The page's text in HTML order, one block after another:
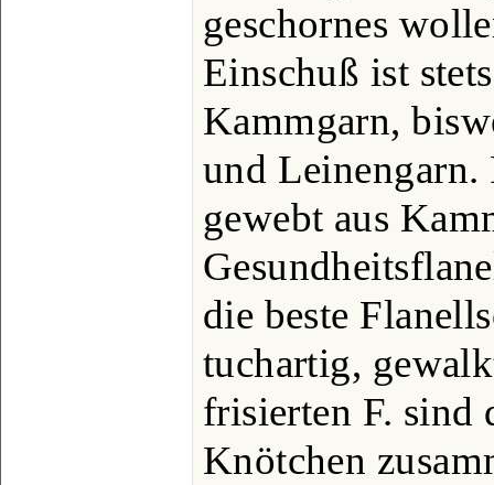
geschornes
Einschuß ist
Kammgarn,
und
gewebt aus
die beste
tuchartig,
frisierten F. sind
Knötchen